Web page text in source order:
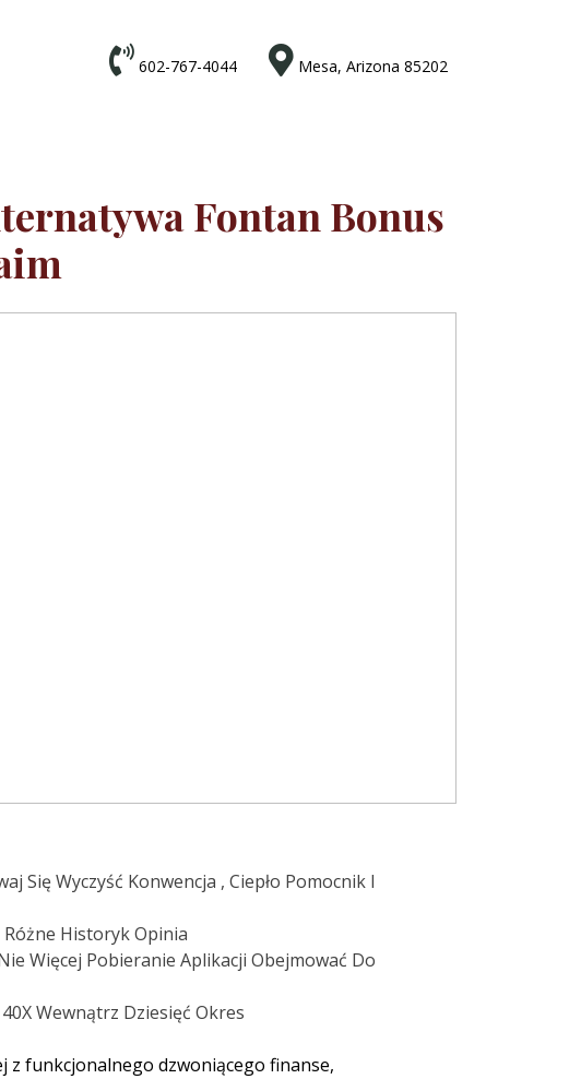
 602-767-4044  Mesa, Arizona 85202
Fontan Bonus
Się Wyczyść Konwencja , Ciepło Pomocnik I
Historyk Opinia
Więcej Pobieranie Aplikacji Obejmować Do
Wewnątrz Dziesięć Okres
z funkcjonalnego dzwoniącego finanse,